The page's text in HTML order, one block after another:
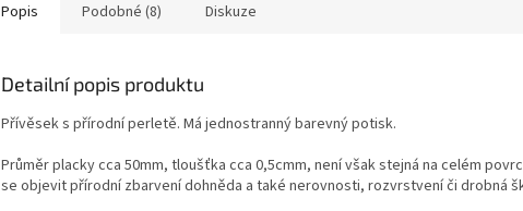
Popis Podobné (8) Diskuze
Detailní popis produktu
Přívěsek s přírodní perletě. Má jednostranný barevný potisk.
Průměr placky cca 50mm, tloušťka cca 0,5cmm, není však stejná na celém
se objevit přírodní zbarvení dohněda a také nerovnosti, rozvrstvení či drobná